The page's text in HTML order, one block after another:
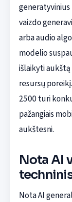
vaizdo
arba audio
modelio
išlaikyti
resursų
2500 turi
pažangiais
aukštesni.
Nota AI
Nota AI